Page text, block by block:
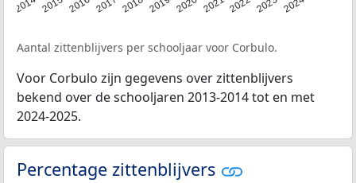
Aantal zittenblijvers per schooljaar voor Corbulo.
Voor Corbulo zijn gegevens over zittenblijvers
bekend over de schooljaren 2013-2014 tot en met
2024-2025.
Percentage zittenblijvers